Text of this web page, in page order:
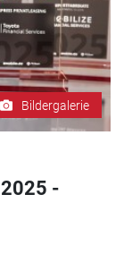
Bildergalerie
-